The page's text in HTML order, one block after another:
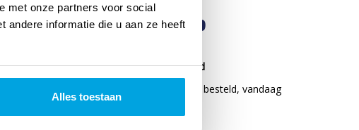
met onze partners voor social
andere informatie die u aan ze heeft
Alles toestaan
de Romeinen wordt een
lees verder
29 99
Op voorraad
Voor 12 uur besteld, vandaag
verzonden